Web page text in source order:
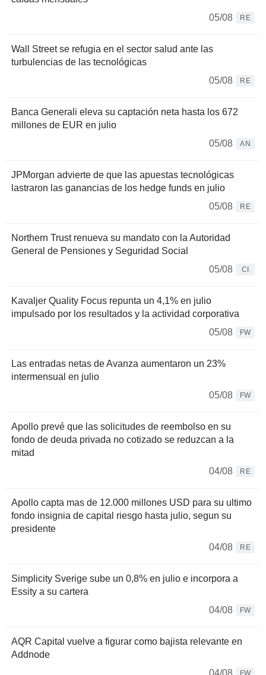
05/08
RE
Wall Street se refugia en el sector salud ante las
turbulencias de las tecnológicas
05/08
RE
Banca Generali eleva su captación neta hasta los 672
millones de EUR en julio
05/08
AN
JPMorgan advierte de que las apuestas tecnológicas
lastraron las ganancias de los hedge funds en julio
05/08
RE
Northern Trust renueva su mandato con la Autoridad
General de Pensiones y Seguridad Social
05/08
CI
Kavaljer Quality Focus repunta un 4,1% en julio
impulsado por los resultados y la actividad corporativa
05/08
FW
Las entradas netas de Avanza aumentaron un 23%
intermensual en julio
05/08
FW
Apollo prevé que las solicitudes de reembolso en su
fondo de deuda privada no cotizado se reduzcan a la
mitad
04/08
RE
Apollo capta mas de 12.000 millones USD para su ultimo
fondo insignia de capital riesgo hasta julio, segun su
presidente
04/08
RE
Simplicity Sverige sube un 0,8% en julio e incorpora a
Essity a su cartera
04/08
FW
AQR Capital vuelve a figurar como bajista relevante en
Addnode
FW